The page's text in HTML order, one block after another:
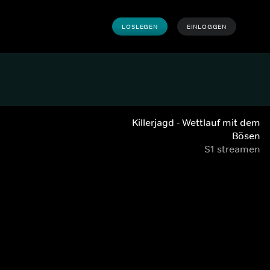
LOSLEGEN EINLOGGEN
Killerjagd - Wettlauf mit dem
Bösen
S1 streamen